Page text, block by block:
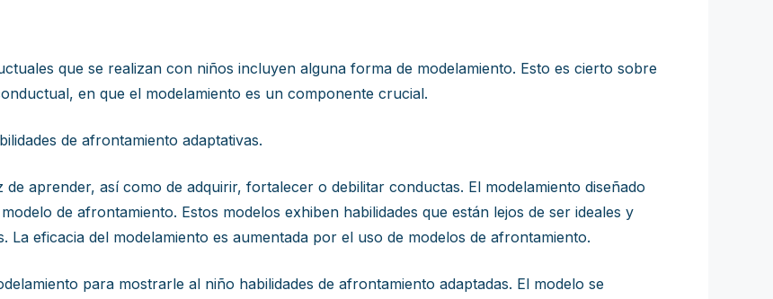
que se realizan con niños incluyen alguna forma de modelamiento. Esto es cierto sobre
en que el modelamiento es un componente crucial.
de afrontamiento adaptativas.
aprender, así como de adquirir, fortalecer o debilitar conductas. El modelamiento diseñado
de afrontamiento. Estos modelos exhiben habilidades que están lejos de ser ideales y
La eficacia del modelamiento es aumentada por el uso de modelos de afrontamiento.
para mostrarle al niño habilidades de afrontamiento adaptadas. El modelo se